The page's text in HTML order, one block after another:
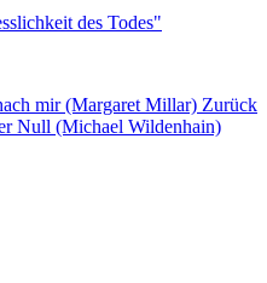
des Todes"
mir (Margaret Millar) Zurück
Null (Michael Wildenhain)